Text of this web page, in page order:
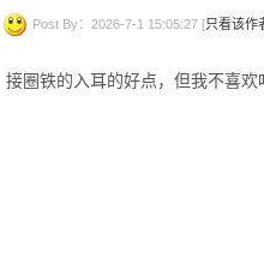
Post By：2026-7-1 15:05:27 [只看该作
接圈铁的入耳的好点，但我不喜